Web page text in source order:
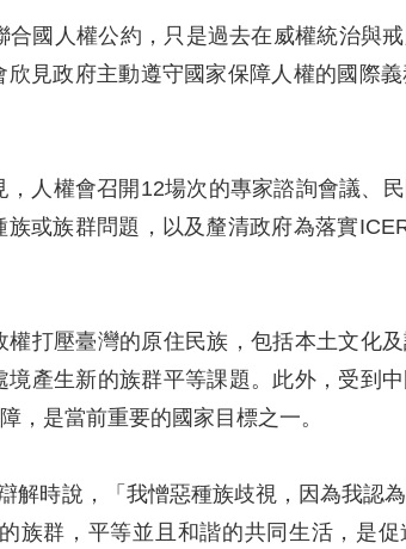
國人權公約，只是過去在威權統治與
見政府主動遵守國家保障人權的國際
人權會召開12場次的專家諮詢會議、
或族群問題，以及釐清政府為落實
打壓臺灣的原住民族，包括本土文化
產生新的族群平等課題。此外，受到
，是當前重要的國家目標之一。
解時說，「我憎惡種族歧視，因為我認
族群，平等並且和諧的共同生活，是